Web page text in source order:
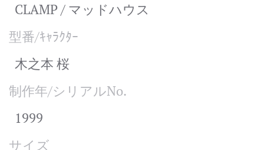
CLAMP / マッドハウス
型番/ｷｬﾗｸﾀｰ
木之本 桜
制作年/シリアルNo.
1999
サイズ